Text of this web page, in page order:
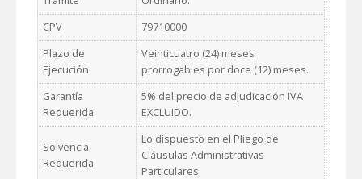
CPV
79710000
Plazo de
Ejecución
Veinticuatro (24) meses
prorrogables por doce (12) meses.
Garantía
Requerida
5% del precio de adjudicación IVA
EXCLUIDO.
Solvencia
Requerida
Lo dispuesto en el Pliego de
Cláusulas Administrativas
Particulares.